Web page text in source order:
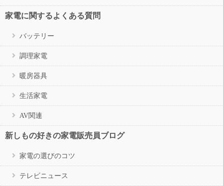
家電に関するよくある質問
バッテリー
調理家電
暖房器具
生活家電
AV関連
新しもの好きの家電販売員ブログ
家電の選びのコツ
テレビニュース